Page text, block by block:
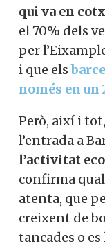
qui va en
el 70% dels
per
i que els
només en un
Però, així i
l’entrada a
l’activitat
confirma
atenta, que
creixent de
tancades o